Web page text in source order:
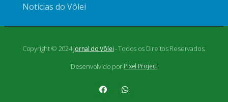
Notícias do Vôlei
Copyright © 2024Jornal do Vôlei- Todos os Direitos Reservados.
Desenvolvido por Pixel Project